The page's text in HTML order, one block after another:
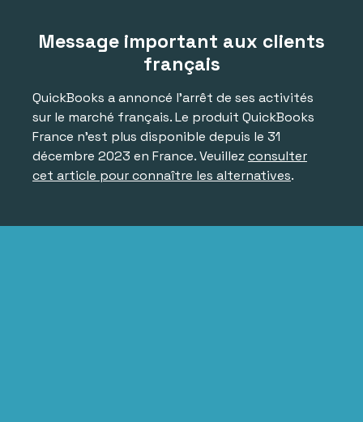
Message important aux clients
français
QuickBooks a annoncé l'arrêt de ses activités
sur le marché français. Le produit QuickBooks
France n'est plus disponible depuis le 31
décembre 2023 en France. Veuillezconsulter
cet article pour connaître les alternatives.